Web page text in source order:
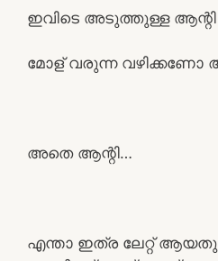
ഇവിടെ അടുത്തുള്ള
മോള് വരുന്ന വഴിക്കണോ
അതെ ആന്റി…
എന്താ ഇത്ര ലേറ്റ്